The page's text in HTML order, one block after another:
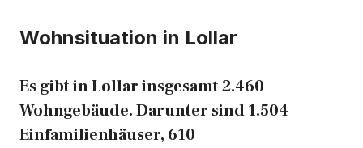
Wohnsituation in Lollar
Es gibt in Lollar insgesamt 2.460
Wohngebäude. Darunter sind 1.504
Einfamilienhäuser, 610